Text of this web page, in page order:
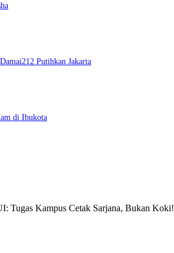
Putihkan Jakarta
di Ibukota
Tugas Kampus Cetak Sarjana, Bukan Koki!